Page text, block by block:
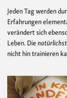
Jeden Tag werden
Erfahrungen
verändert sich
Leben. Die
nicht hin trainieren